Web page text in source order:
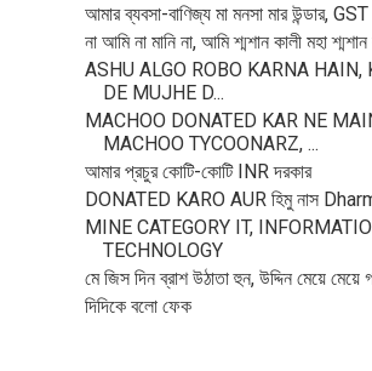
আমার ব্যবসা-বাণিজ্য মা মনসা মার উন্ডার, GST
না আমি না মানি না, আমি শ্মশান কালী মহা শ্মশান
ASHU ALGO ROBO KARNA HAIN,
DE MUJHE D...
MACHOO DONATED KAR NE
MACHOO TYCOONARZ, ...
আমার প্রচুর কোটি-কোটি INR দরকার
DONATED KARO AUR হিমু নাস
MINE CATEGORY IT,
TECHNOLOGY
মে জিস দিন ব্রাশ উঠাতা হুন, উদ্দিন মেয়ে মেয়ে
দিদিকে বলো ফেক